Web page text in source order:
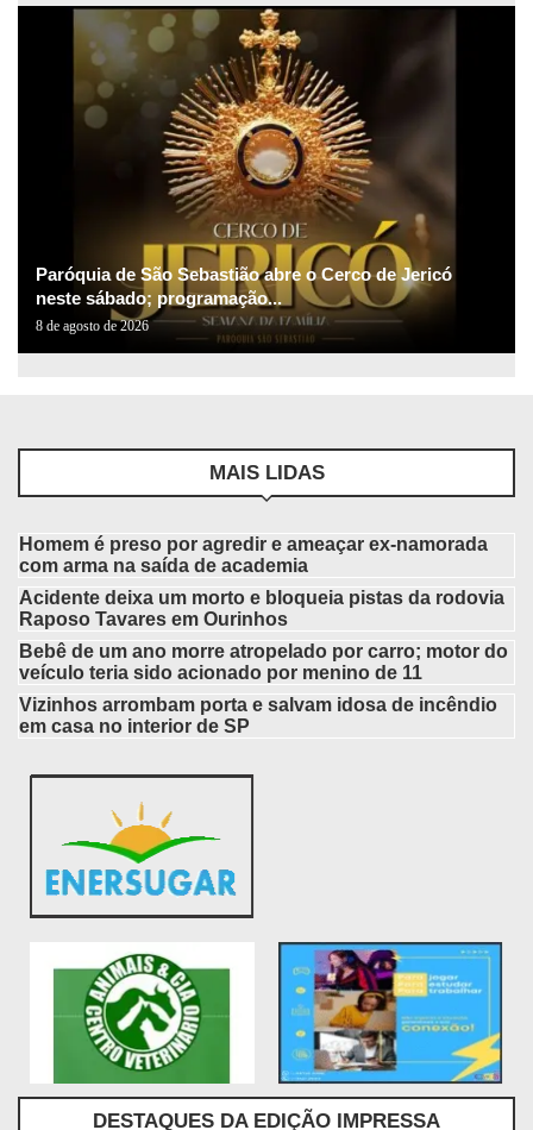
Paróquia de São Sebastião abre o Cerco de Jericó
neste sábado; programação...
8 de agosto de 2026
MAIS LIDAS
Homem é preso por agredir e ameaçar ex-namorada
com arma na saída de academia
Acidente deixa um morto e bloqueia pistas da rodovia
Raposo Tavares em Ourinhos
Bebê de um ano morre atropelado por carro; motor do
veículo teria sido acionado por menino de 11
Vizinhos arrombam porta e salvam idosa de incêndio
em casa no interior de SP
DESTAQUES DA EDIÇÃO IMPRESSA